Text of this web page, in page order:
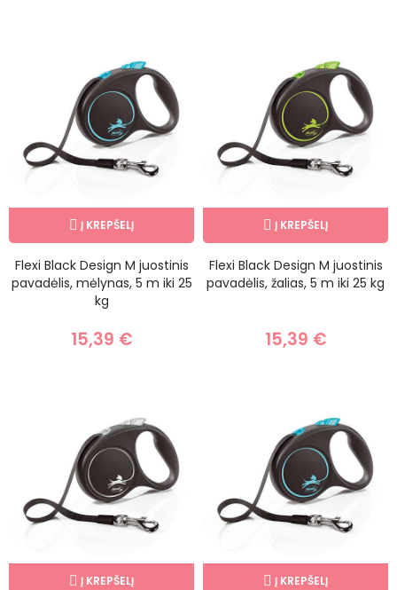
Į KREPŠELĮ
Flexi Black Design M juostinis
pavadėlis, mėlynas, 5 m iki 25
kg
15,39 €
Į KREPŠELĮ
Flexi Black Design M juostinis
pavadėlis, žalias, 5 m iki 25 kg
15,39 €
Į KREPŠELĮ Į KREPŠELĮ